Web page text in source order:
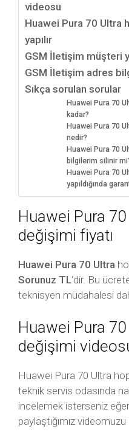
videosu
Huawei Pura 70 Ultra
yapılır
GSM İletişim müşteri
GSM İletişim adres
Sıkça sorulan sorular
Huawei Pura 70
kadar?
Huawei Pura 70
nedir?
Huawei Pura 70
bilgilerim silinir
Huawei Pura 70
yapıldığında
Huawei Pura
değişimi fiyatı
Huawei Pura 70 Ultra
Sorunuz TL‘dir. Bu
teknisyen müdahalesi
Huawei Pura
değişimi
Huawei Pura 70 Ultra
teknik servis odasında
incelemek isterseniz
paylaştığımız